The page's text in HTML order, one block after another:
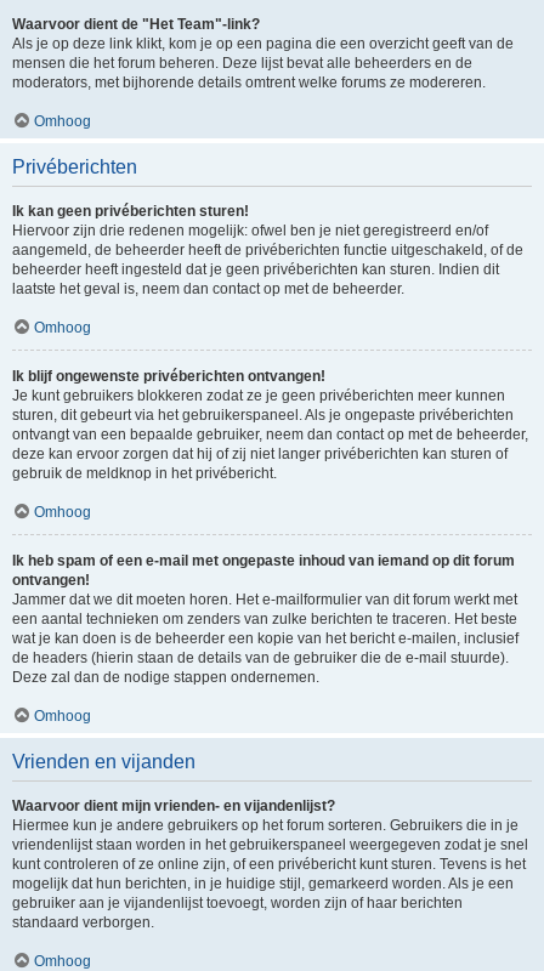
Waarvoor dient de "Het Team"-link?
Als je op deze link klikt, kom je op een pagina die een overzicht geeft van de
mensen die het forum beheren. Deze lijst bevat alle beheerders en de
moderators, met bijhorende details omtrent welke forums ze modereren.
Omhoog
Privéberichten
Ik kan geen privéberichten sturen!
Hiervoor zijn drie redenen mogelijk: ofwel ben je niet geregistreerd en/of
aangemeld, de beheerder heeft de privéberichten functie uitgeschakeld, of de
beheerder heeft ingesteld dat je geen privéberichten kan sturen. Indien dit
laatste het geval is, neem dan contact op met de beheerder.
Omhoog
Ik blijf ongewenste privéberichten ontvangen!
Je kunt gebruikers blokkeren zodat ze je geen privéberichten meer kunnen
sturen, dit gebeurt via het gebruikerspaneel. Als je ongepaste privéberichten
ontvangt van een bepaalde gebruiker, neem dan contact op met de beheerder,
deze kan ervoor zorgen dat hij of zij niet langer privéberichten kan sturen of
gebruik de meldknop in het privébericht.
Omhoog
Ik heb spam of een e-mail met ongepaste inhoud van iemand op dit forum
ontvangen!
Jammer dat we dit moeten horen. Het e-mailformulier van dit forum werkt met
een aantal technieken om zenders van zulke berichten te traceren. Het beste
wat je kan doen is de beheerder een kopie van het bericht e-mailen, inclusief
de headers (hierin staan de details van de gebruiker die de e-mail stuurde).
Deze zal dan de nodige stappen ondernemen.
Omhoog
Vrienden en vijanden
Waarvoor dient mijn vrienden- en vijandenlijst?
Hiermee kun je andere gebruikers op het forum sorteren. Gebruikers die in je
vriendenlijst staan worden in het gebruikerspaneel weergegeven zodat je snel
kunt controleren of ze online zijn, of een privébericht kunt sturen. Tevens is het
mogelijk dat hun berichten, in je huidige stijl, gemarkeerd worden. Als je een
gebruiker aan je vijandenlijst toevoegt, worden zijn of haar berichten
standaard verborgen.
Omhoog